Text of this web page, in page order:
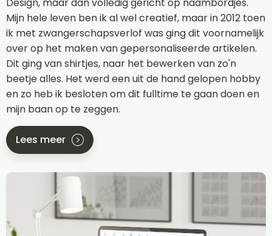
Mijn hele leven ben ik al wel creatief, maar in 2012 toen
ik met zwangerschapsverlof was ging dit voornamelijk
over op het maken van gepersonaliseerde artikelen.
Dit ging van shirtjes, naar het bewerken van zo'n
beetje alles. Het werd een uit de hand gelopen hobby
en zo heb ik besloten om dit fulltime te gaan doen en
mijn baan op te zeggen.
Lees meer